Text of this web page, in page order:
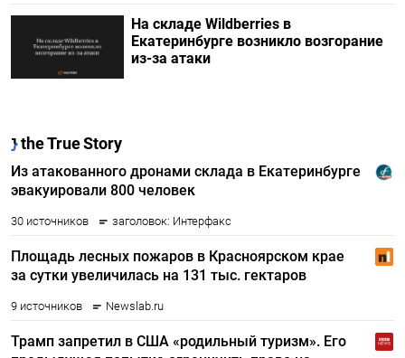
На складе Wildberries в
Екатеринбурге возникло возгорание
из-за атаки